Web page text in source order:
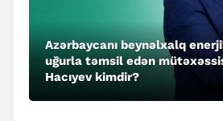
Azərbaycanı beynəlxalq
uğurla təmsil edən
Hacıyev kimdir?